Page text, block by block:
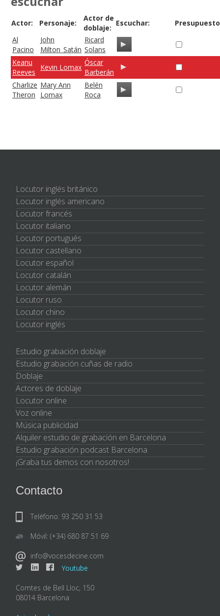
Actor: Personaje:
Actor de
doblaje:
Escuchar:
Al
Pacino
John
Milton_Satán
Ricard
Solans
Keanu
Reeves
Kevin Lomax
Óscar
Barberán
Charlize
Theron
Mary Ann
Lomax
Belén
Roca
Locutor inglés británico
Locutor inglés americano
Locutor francés
Locutor italiano
Locutor portugués
Locutor castellano
Locutor español
Locutor catalán
Locutor alemán
Locutor ruso
Locutor chino
Locutor inglés
Estudio grabación doblaje
Estudio grabación cuñas de radio
Doblaje
Actores de doblaje
Locutor online
Voz online
Música publicidad
Alquiler estudio de grabación en Barcelona
Estudio grabación podcast Barcelona
¡Graba tus demos con nosotros!
Contacto
Teléfono: 93 250 31 53
Móvil: (+34) 680 87 51 69
info@vocesdecine.com
Youtube
Comtes de Bell Lloc, 150
08014 Barcelona